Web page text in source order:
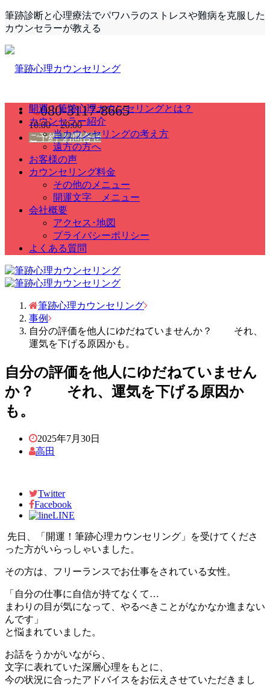
筆跡診断と心理療法でパワハラのストレスや難病を克服した
カウンセラーが教える
080-3117-8665
10:00～20:00
ご予約･お問合せ
開運！筆跡心理カウンセリングとは？
カウンセラー紹介
当カウンセリングの考え方
遠方の方へ
お客様の声
カウンセリング料金
その他のメニュー
開運文字 メニュー
会社概要
アクセス･地図
プライバシーポリシー
よくある質問
筆跡心理カウンセリング
事例
自分の評価を他人にゆだねていませんか？ それ、
運気を下げる原因かも。
自分の評価を他人にゆだねていません
か？ それ、運気を下げる原因か
も。
2025年7月30日
高田
Twitter
Facebook
LINE
先日、「開運！筆跡心理カウンセリング」を受けてくださ
った方がいらっしゃいました。
その方は、フリーランスでお仕事をされている女性。
「自分の仕事に自信が持てなくて…
まわりの目が気になって、やるべきことがなかなか進まない
んです」
と悩まれていました。
お話をうかがいながら、
文字に表れていた深層心理をもとに、
今の状況に合ったアドバイスをお伝えさせていただきまし